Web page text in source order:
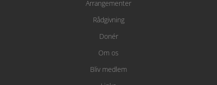
Arrangementer
Rådgivning
Donér
Om os
Bliv medlem